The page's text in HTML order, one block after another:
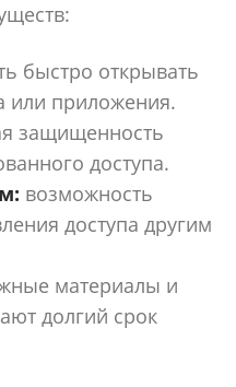
быстро открывать
или приложения.
защищенность
доступа.
возможность
доступа другим
материалы и
долгий срок